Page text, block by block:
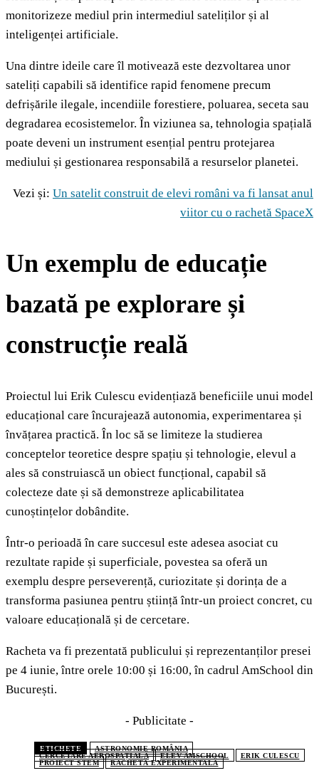
monitorizeze mediul prin intermediul sateliților și al
inteligenței artificiale.
Una dintre ideile care îl motivează este dezvoltarea unor
sateliți capabili să identifice rapid fenomene precum
defrișările ilegale, incendiile forestiere, poluarea, seceta sau
degradarea ecosistemelor. În viziunea sa, tehnologia spațială
poate deveni un instrument esențial pentru protejarea
mediului și gestionarea responsabilă a resurselor planetei.
Vezi și: Un satelit construit de elevi români va fi lansat anul
viitor cu o rachetă SpaceX
Un exemplu de educație
bazată pe explorare și
construcție reală
Proiectul lui Erik Culescu evidențiază beneficiile unui model
educațional care încurajează autonomia, experimentarea și
învățarea practică. În loc să se limiteze la studierea
conceptelor teoretice despre spațiu și tehnologie, elevul a
ales să construiască un obiect funcțional, capabil să
colecteze date și să demonstreze aplicabilitatea
cunoștințelor dobândite.
Într-o perioadă în care succesul este adesea asociat cu
rezultate rapide și superficiale, povestea sa oferă un
exemplu despre perseverență, curiozitate și dorința de a
transforma pasiunea pentru știință într-un proiect concret, cu
valoare educațională și de cercetare.
Racheta va fi prezentată publicului și reprezentanților presei
pe 4 iunie, între orele 10:00 și 16:00, în cadrul AmSchool din
București.
- Publicitate -
ETICHETE
ASTRONOMIE ROMÂNIA
CERCETARE AEROSPAȚIALĂ
ELEV AMSCHOOL
ERIK CULESCU
PROIECT STEM
RACHETĂ EXPERIMENTALĂ